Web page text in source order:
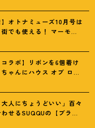
】オトナミューズ10月号は
でも使える ！ マーモッ
コラボ】リボンを6個着け
ゃんにハウス オブ ロー
大人にちょうどいい」百々
せるSUQQUの【ブラー
6選